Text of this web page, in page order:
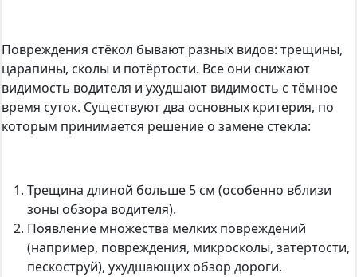
Повреждения стёкол бывают разных видов: трещины,
царапины, сколы и потёртости. Все они снижают
видимость водителя и ухудшают видимость с тёмное
время суток. Существуют два основных критерия, по
которым принимается решение о замене стекла:
Трещина длиной больше 5 см (особенно вблизи
зоны обзора водителя).
Появление множества мелких повреждений
(например, повреждения, микросколы, затёртости,
пескоструй), ухудшающих обзор дороги.